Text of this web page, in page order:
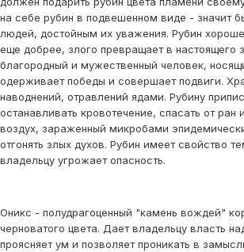
на себе рубин в подвешенном виде - значит
людей, достойным их уважения. Рубин
еще добрее, злого превращает в настоящего
благородный и мужественный человек,
одерживает победы и совершает подвиги.
наводнений, отравлений ядами. Рубину
останавливать кровотечение, спасать от ран
воздух, зараженный микробами
отгонять злых духов. Рубин имеет свойство
владельцу угрожает опасность.
Оникс - полудрагоценный "камень вождей"
черноватого цвета. Дает владельцу власть
проясняет ум и позволяет проникать в